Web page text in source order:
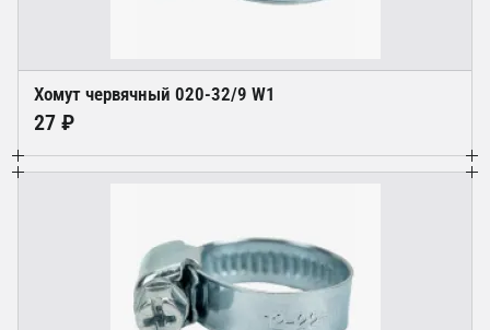
Хомут червячный 020-32/9 W1
27 ₽